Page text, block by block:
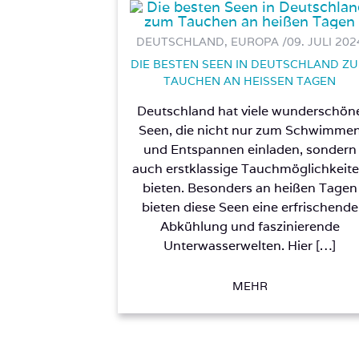
DEUTSCHLAND, EUROPA /09. JULI
DIE BESTEN SEEN IN DEUTSCHLAND
TAUCHEN AN HEISSEN TAGEN
Deutschland hat viele
Seen, die nicht nur zum
und Entspannen einladen, sondern
auch erstklassige
bieten. Besonders an heißen Tagen
bieten diese Seen eine erfrischende
Abkühlung und faszinierende
Unterwasserwelten. Hier […]
MEHR